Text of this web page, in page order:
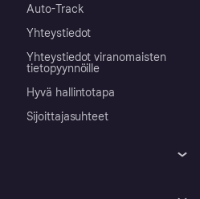
Auto-Track
Yhteystiedot
Yhteystiedot viranomaisten
tietopyynnöille
Hyvä hallintotapa
Sijoittajasuhteet